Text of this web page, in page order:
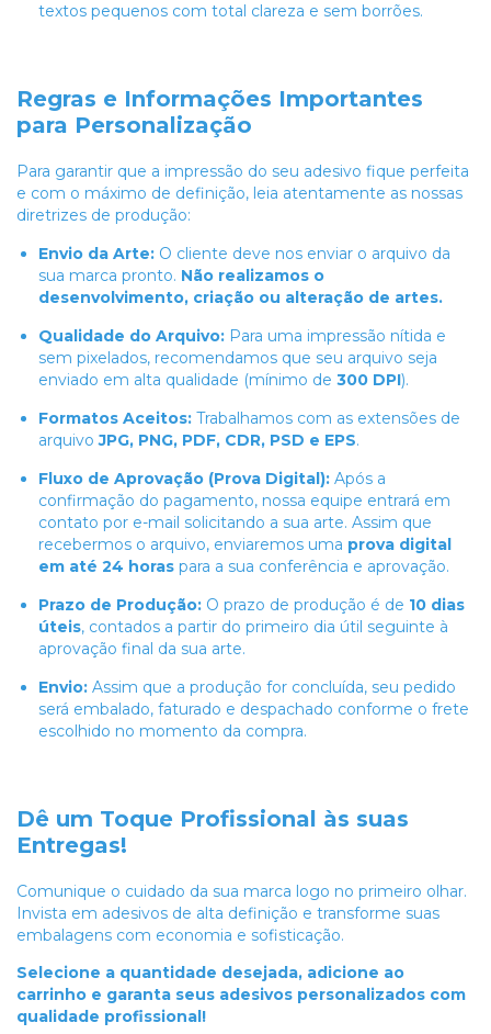
textos pequenos com total clareza e sem borrões.
Regras e Informações Importantes
para Personalização
Para garantir que a impressão do seu adesivo fique perfeita
e com o máximo de definição, leia atentamente as nossas
diretrizes de produção:
Envio da Arte: O cliente deve nos enviar o arquivo da
sua marca pronto. Não realizamos o
desenvolvimento, criação ou alteração de artes.
Qualidade do Arquivo: Para uma impressão nítida e
sem pixelados, recomendamos que seu arquivo seja
enviado em alta qualidade (mínimo de 300 DPI).
Formatos Aceitos: Trabalhamos com as extensões de
arquivoJPG, PNG, PDF, CDR, PSD e EPS.
Fluxo de Aprovação (Prova Digital): Após a
confirmação do pagamento, nossa equipe entrará em
contato por e-mail solicitando a sua arte. Assim que
recebermos o arquivo, enviaremos uma prova digital
em até 24 horas para a sua conferência e aprovação.
Prazo de Produção: O prazo de produção é de 10 dias
úteis, contados a partir do primeiro dia útil seguinte à
aprovação final da sua arte.
Envio: Assim que a produção for concluída, seu pedido
será embalado, faturado e despachado conforme o frete
escolhido no momento da compra.
Dê um Toque Profissional às suas
Entregas!
Comunique o cuidado da sua marca logo no primeiro olhar.
Invista em adesivos de alta definição e transforme suas
embalagens com economia e sofisticação.
Selecione a quantidade desejada, adicione ao
carrinho e garanta seus adesivos personalizados com
qualidade profissional!